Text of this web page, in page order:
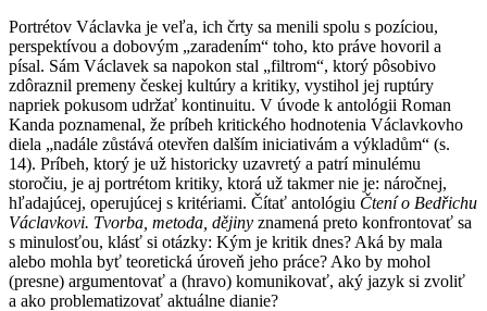
Portrétov Václavka je veľa, ich črty sa menili spolu s pozíciou,
perspektívou a dobovým „zaradením“ toho, kto práve hovoril a
písal. Sám Václavek sa napokon stal „filtrom“, ktorý pôsobivo
zdôraznil premeny českej kultúry a kritiky, vystihol jej ruptúry
napriek pokusom udržať kontinuitu. V úvode k antológii Roman
Kanda poznamenal, že príbeh kritického hodnotenia Václavkovho
diela „nadále zůstává otevřen dalším iniciativám a výkladům“ (s.
14). Príbeh, ktorý je už historicky uzavretý a patrí minulému
storočiu, je aj portrétom kritiky, ktorá už takmer nie je: náročnej,
hľadajúcej, operujúcej s kritériami. Čítať antológiu Čtení o Bedřichu
Václavkovi. Tvorba, metoda, dějiny znamená preto konfrontovať sa
s minulosťou, klásť si otázky: Kým je kritik dnes? Aká by mala
alebo mohla byť teoretická úroveň jeho práce? Ako by mohol
(presne) argumentovať a (hravo) komunikovať, aký jazyk si zvoliť
a ako problematizovať aktuálne dianie?